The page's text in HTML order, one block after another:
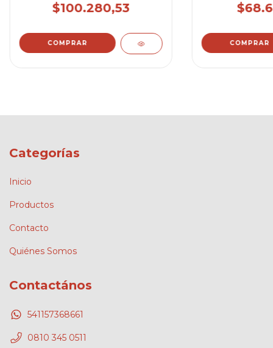
$100.280,53
Categorías
Inicio
Productos
Contacto
Quiénes Somos
Contactános
541157368661
0810 345 0511